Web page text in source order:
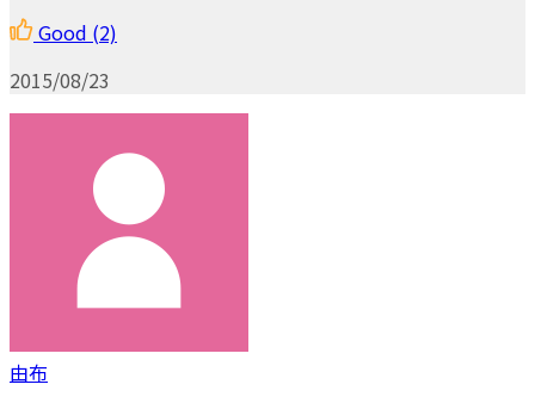
Good (2)
2015/08/23
由布